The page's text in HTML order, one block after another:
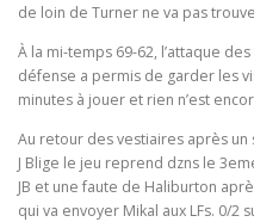
de loin de Turner ne va pas
À la mi-temps 69-62, l’attaque
défense a permis de garder les
minutes à jouer et rien n’est
Au retour des vestiaires après
J Blige le jeu reprend dzns le
JB et une faute de Haliburton
qui va envoyer Mikal aux LFs. 0/2